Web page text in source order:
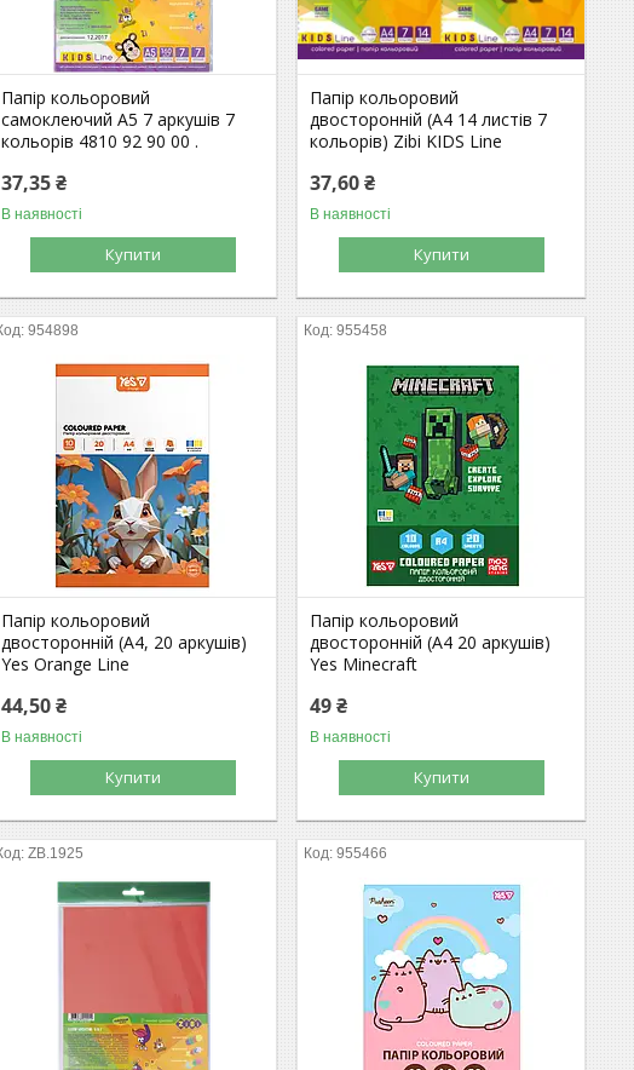
Папір кольоровий
самоклеючий А5 7 аркушів 7
кольорів 4810 92 90 00 .
37,35 ₴
В наявності
Купити
Папір кольоровий
двосторонній (А4 14 листів 7
кольорів) Zibi KIDS Line
37,60 ₴
В наявності
Купити
954898
Папір кольоровий
двосторонній (А4, 20 аркушів)
Yes Orange Line
44,50 ₴
В наявності
Купити
955458
Папір кольоровий
двосторонній (А4 20 аркушів)
Yes Minecraft
49 ₴
В наявності
Купити
ZB.1925 955466